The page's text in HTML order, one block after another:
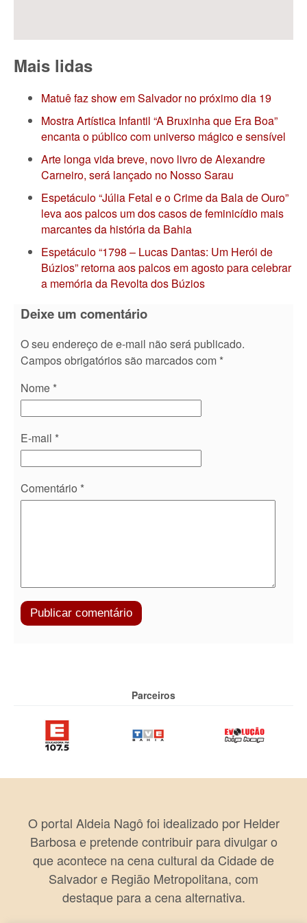
Mais lidas
Matuê faz show em Salvador no próximo dia 19
Mostra Artística Infantil “A Bruxinha que Era Boa”
encanta o público com universo mágico e sensível
Arte longa vida breve, novo livro de Alexandre
Carneiro, será lançado no Nosso Sarau
Espetáculo “Júlia Fetal e o Crime da Bala de Ouro”
leva aos palcos um dos casos de feminicídio mais
marcantes da história da Bahia
Espetáculo “1798 – Lucas Dantas: Um Herói de
Búzios” retorna aos palcos em agosto para celebrar
a memória da Revolta dos Búzios
Deixe um comentário
O seu endereço de e-mail não será publicado.
Campos obrigatórios são marcados com *
Nome *
E-mail *
Comentário *
Parceiros
O portal Aldeia Nagô foi idealizado por Helder
Barbosa e pretende contribuir para divulgar o
que acontece na cena cultural da Cidade de
Salvador e Região Metropolitana, com
destaque para a cena alternativa.